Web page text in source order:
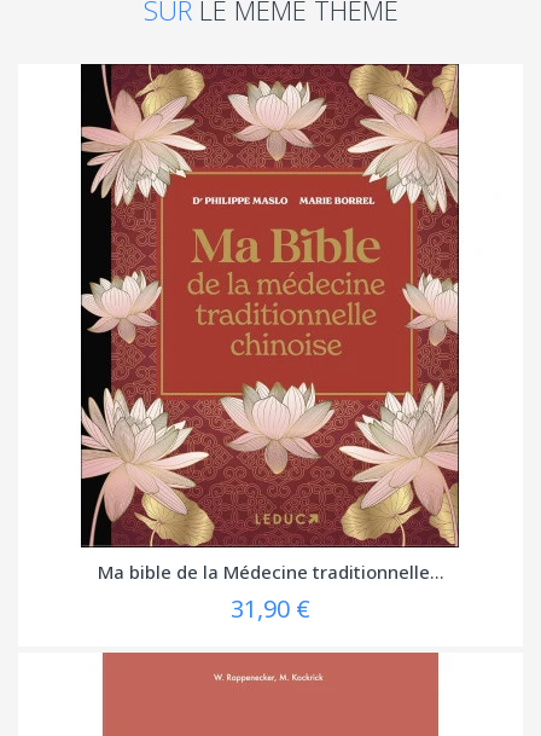
SUR LE MÊME THÈME
Ma bible de la Médecine traditionnelle...
31,90 €